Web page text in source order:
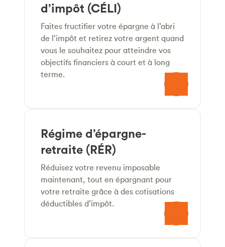
d’impôt (CÉLI)
Faites fructifier votre épargne à l’abri
de l’impôt et retirez votre argent quand
vous le souhaitez pour atteindre vos
objectifs financiers à court et à long
terme.
Régime d’épargne-
retraite (RÉR)
Réduisez votre revenu imposable
maintenant, tout en épargnant pour
votre retraite grâce à des cotisations
déductibles d’impôt.